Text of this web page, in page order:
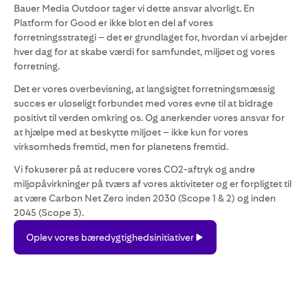
Bauer Media Outdoor tager vi dette ansvar alvorligt. En
Platform for Good er ikke blot en del af vores
forretningsstrategi – det er grundlaget for, hvordan vi arbejder
hver dag for at skabe værdi for samfundet, miljøet og vores
forretning.
Det er vores overbevisning, at langsigtet forretningsmæssig
succes er uløseligt forbundet med vores evne til at bidrage
positivt til verden omkring os. Og anerkender vores ansvar for
at hjælpe med at beskytte miljøet – ikke kun for vores
virksomheds fremtid, men for planetens fremtid.
Vi fokuserer på at reducere vores CO2-aftryk og andre
miljøpåvirkninger på tværs af vores aktiviteter og er forpligtet til
at være Carbon Net Zero inden 2030 (Scope 1 & 2) og inden
2045 (Scope 3).
vores
bæredygtighedsinitiativer
Oplev vores bæredygtighedsinitiativer